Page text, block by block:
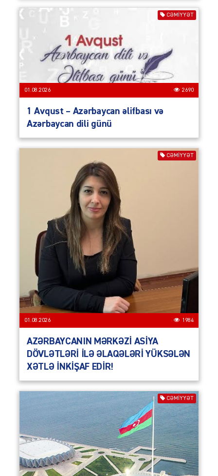
CƏMIYYƏT
01.08.2026 2690
1 Avqust – Azərbaycan əlifbası və
Azərbaycan dili günü
CƏMIYYƏT
01.08.2026 1984
AZƏRBAYCANIN MƏRKƏZİ ASİYA
DÖVLƏTLƏRİ İLƏ ƏLAQƏLƏRİ YÜKSƏLƏN
XƏTLƏ İNKİŞAF EDİR!
CƏMIYYƏT